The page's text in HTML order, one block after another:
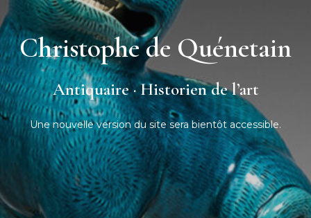
Christophe de Quénetain
Antiquaire · Historien de l’art
Une nouvelle version du site sera bientôt accessible.